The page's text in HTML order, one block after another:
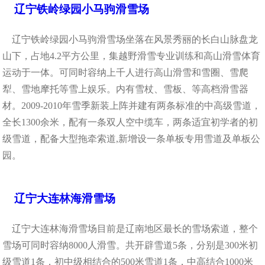
辽宁铁岭绿园小马驹滑雪场
辽宁铁岭绿园小马驹滑雪场坐落在风景秀丽的长白山脉盘龙
山下，占地4.2平方公里，集越野滑雪专业训练和高山滑雪体育
运动于一体。可同时容纳上千人进行高山滑雪和雪圈、雪爬
犁、雪地摩托等雪上娱乐。内有雪杖、雪板、等高档滑雪器
材。2009-2010年雪季新装上阵并建有两条标准的中高级雪道，
全长1300余米，配有一条双人空中缆车，两条适宜初学者的初
级雪道，配备大型拖牵索道,新增设一条单板专用雪道及单板公
园。
辽宁大连林海滑雪场
辽宁大连林海滑雪场目前是辽南地区最长的雪场索道，整个
雪场可同时容纳8000人滑雪。共开辟雪道5条，分别是300米初
级雪道1条，初中级相结合的500米雪道1条，中高结合1000米